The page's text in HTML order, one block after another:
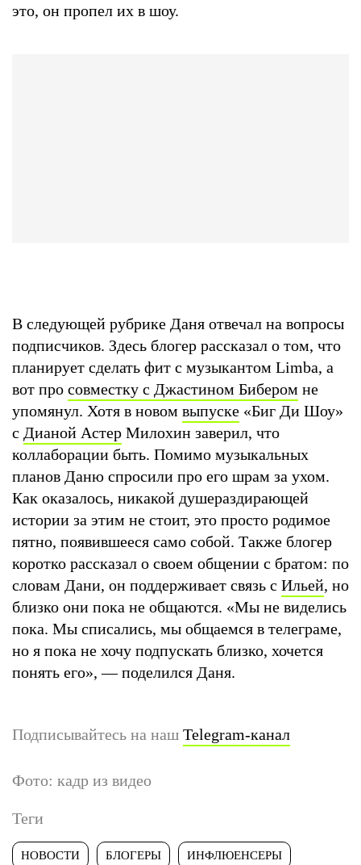
это, он пропел их в шоу.
В следующей рубрике Даня отвечал на вопросы
подписчиков. Здесь блогер рассказал о том, что
планирует сделать фит с музыкантом Limba, а
вот про совместку с Джастином Бибером не
упомянул. Хотя в новом выпуске «Биг Ди Шоу»
с Дианой Астер Милохин заверил, что
коллаборации быть. Помимо музыкальных
планов Даню спросили про его шрам за ухом.
Как оказалось, никакой душераздирающей
истории за этим не стоит, это просто родимое
пятно, появившееся само собой. Также блогер
коротко рассказал о своем общении с братом: по
словам Дани, он поддерживает связь с Ильей, но
близко они пока не общаются. «Мы не виделись
пока. Мы списались, мы общаемся в телеграме,
но я пока не хочу подпускать близко, хочется
понять его», — поделился Даня.
Подписывайтесь на наш Telegram-канал
Фото: кадр из видео
Теги
НОВОСТИ БЛОГЕРЫ ИНФЛЮЕНСЕРЫ